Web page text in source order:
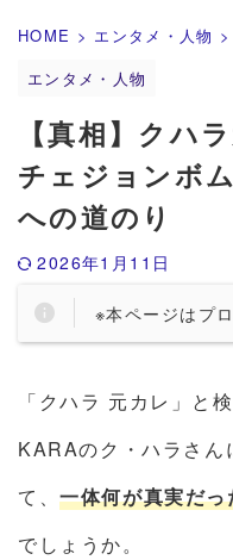
HOME > エンタメ・人物 >
エンタメ・人物
【真相】クハ
チェジョンボ
への道のり
2026年1月11日
※本ページはプ
「クハラ 元カレ」と
KARAのク・ハラさん
て、一体何が真実だっ
でしょうか。